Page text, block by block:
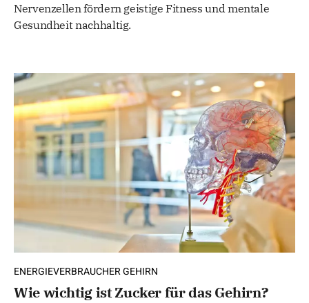
Nervenzellen fördern geistige Fitness und mentale
Gesundheit nachhaltig.
ENERGIEVERBRAUCHER GEHIRN
Wie wichtig ist Zucker für das Gehirn?